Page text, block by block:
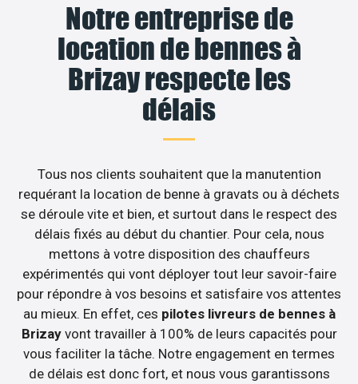
Notre entreprise de
location de bennes à
Brizay respecte les
délais
Tous nos clients souhaitent que la manutention
requérant la location de benne à gravats ou à déchets
se déroule vite et bien, et surtout dans le respect des
délais fixés au début du chantier. Pour cela, nous
mettons à votre disposition des chauffeurs
expérimentés qui vont déployer tout leur savoir-faire
pour répondre à vos besoins et satisfaire vos attentes
au mieux. En effet, ces pilotes livreurs de bennes à
Brizay vont travailler à 100% de leurs capacités pour
vous faciliter la tâche. Notre engagement en termes
de délais est donc fort, et nous vous garantissons